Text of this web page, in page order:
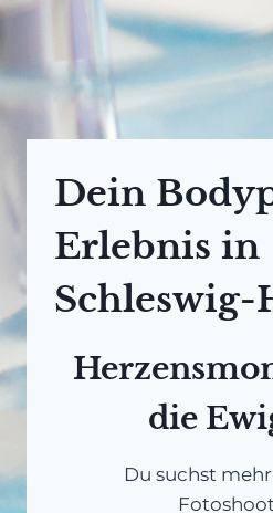
Dein
Erlebnis in
Schleswig-
die
Du suchst